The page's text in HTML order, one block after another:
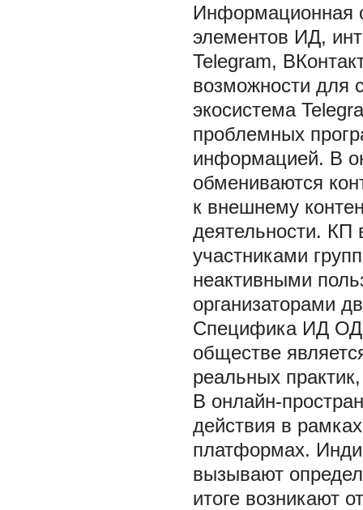
Информационная
элементов ИД,
Telegram,
возможности для
экосистема
проблемных
информацией. В
обмениваются
к внешнему
деятельности. КП
участниками
неактивными
организаторами
Специфика ИД ОД
обществе
реальных
В онлайн-
действия в
платформах.
вызывают
итоге возникают